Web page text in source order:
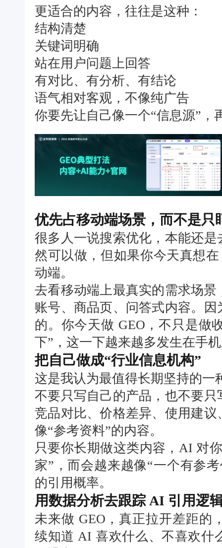
更适合的内容，往往是这种：
结构清楚
关键词明确
站在用户问题上回答
有对比、有分析、有结论
语气相对客观，不像纯广告
你要先让自己像一个“信息源”，
优先占移动端场景，而不是只
很多人一说搜索优化，本能还
然可以做，但如果你今天真想
动端。
去看移动端上最真实的需求场
账号、商品页、问答式内容。
的。你今天做 GEO，不只是做
下”，这一下越来越多发生在手
把自己做成“行业信息机构”
这是我认为最值得长期坚持的一
不要只写自己的产品，也不要
竞品对比、价格差异、使用建
像“参考资料”的内容。
只要你长期做这类内容，AI 对
家”，而会越来越像“一个有参
的引用概率。
用数据分析去跟踪 AI 引用逻
未来做 GEO，真正拉开差距的
续知道 AI 喜欢什么、不喜欢什